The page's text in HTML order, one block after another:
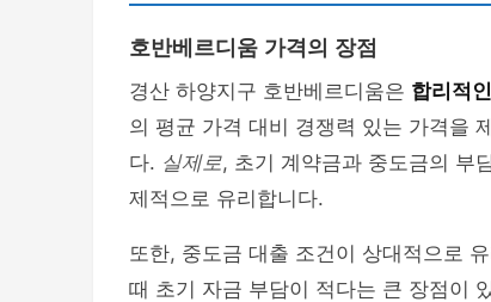
호반베르디움 가격의 장점
경산 하양지구 호반베르디움은 합리적
의 평균 가격 대비 경쟁력 있는 가격을
다. 실제로, 초기 계약금과 중도금의 부
제적으로 유리합니다.
또한, 중도금 대출 조건이 상대적으로
때 초기 자금 부담이 적다는 큰 장점이